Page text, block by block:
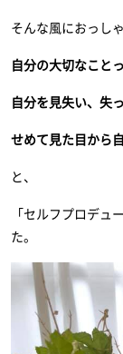
そんな風におっし
自分の大切なこと
自分を見失い、失
せめて見た目から
と、
「セルフプロデュ
た。